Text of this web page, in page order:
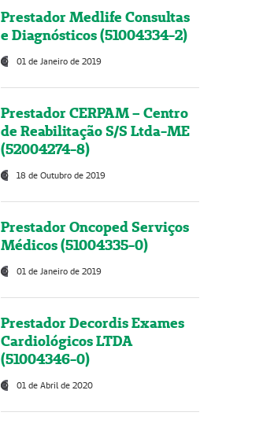
Prestador Medlife Consultas
e Diagnósticos (51004334-2)
01 de Janeiro de 2019
Prestador CERPAM – Centro
de Reabilitação S/S Ltda-ME
(52004274-8)
18 de Outubro de 2019
Prestador Oncoped Serviços
Médicos (51004335-0)
01 de Janeiro de 2019
Prestador Decordis Exames
Cardiológicos LTDA
(51004346-0)
01 de Abril de 2020